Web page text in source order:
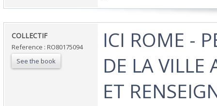
‎COLLECTIF‎
Reference : RO80175094
See the book
‎ICI ROME -
DE LA VILLE
ET